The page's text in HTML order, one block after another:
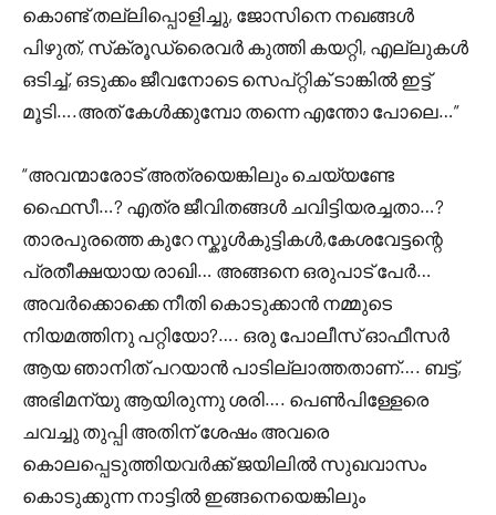
കൊണ്ട് തല്ലിപ്പൊളിച്ചു, ജോസിനെ നഖങ്ങൾ
പിഴുത്, സ്‌ക്രൂഡ്രൈവർ കുത്തി കയറ്റി, എല്ലുകൾ
ഒടിച്ച്, ഒടുക്കം ജീവനോടെ സെപ്റ്റിക് ടാങ്കിൽ ഇട്ട്
മൂടി….അത് കേൾക്കുമ്പോ തന്നെ എന്തോ പോലെ…”
“അവന്മാരോട് അത്രയെങ്കിലും ചെയ്യണ്ടേ
ഫൈസീ…? എത്ര ജീവിതങ്ങൾ ചവിട്ടിയരച്ചതാ…?
താരപുരത്തെ കുറേ സ്കൂൾകുട്ടികൾ,കേശവേട്ടന്റെ
പ്രതീക്ഷയായ രാഖി… അങ്ങനെ ഒരുപാട് പേർ…
അവർക്കൊക്കെ നീതി കൊടുക്കാൻ നമ്മുടെ
നിയമത്തിനു പറ്റിയോ?…. ഒരു പോലീസ് ഓഫീസർ
ആയ ഞാനിത് പറയാൻ പാടില്ലാത്തതാണ്…. ബട്ട്‌,
അഭിമന്യു ആയിരുന്നു ശരി…. പെൺപിള്ളേരെ
ചവച്ചു തുപ്പി അതിന് ശേഷം അവരെ
കൊലപ്പെടുത്തിയവർക്ക് ജയിലിൽ സുഖവാസം
കൊടുക്കുന്ന നാട്ടിൽ ഇങ്ങനെയെങ്കിലും